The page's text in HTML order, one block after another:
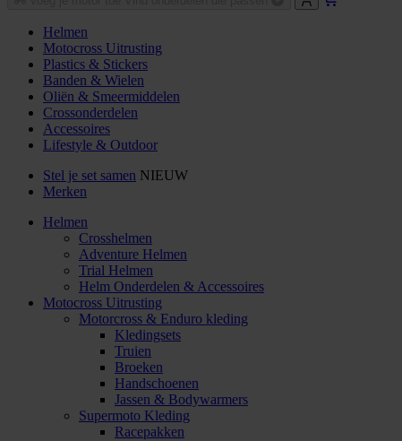
Helmen
Motocross Uitrusting
Plastics & Stickers
Banden & Wielen
Oliën & Smeermiddelen
Crossonderdelen
Accessoires
Lifestyle & Outdoor
Stel je set samen NIEUW
Merken
Helmen
Crosshelmen
Adventure Helmen
Trial Helmen
Helm Onderdelen & Accessoires
Motocross Uitrusting
Motorcross & Enduro kleding
Kledingsets
Truien
Broeken
Handschoenen
Jassen & Bodywarmers
Supermoto Kleding
Racepakken